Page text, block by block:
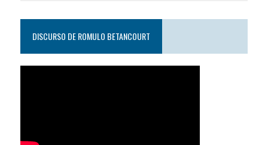
DISCURSO DE ROMULO BETANCOURT